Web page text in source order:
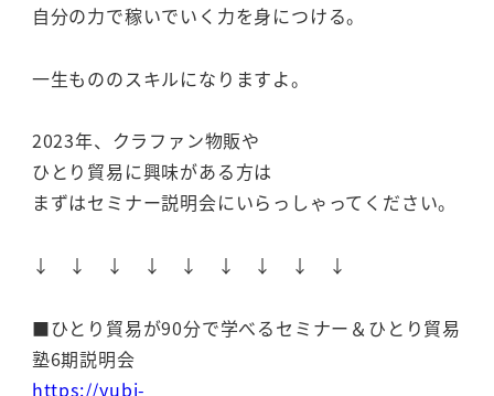
自分の力で稼いでいく力を身につける。
一生もののスキルになりますよ。
2023年、クラファン物販や
ひとり貿易に興味がある方は
まずはセミナー説明会にいらっしゃってください。
↓ ↓ ↓ ↓ ↓ ↓ ↓ ↓ ↓
■ひとり貿易が90分で学べるセミナー＆ひとり貿易
塾6期説明会
https://yubi-